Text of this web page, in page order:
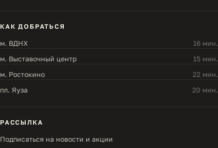
КАК ДОБРАТЬСЯ
м. ВДНХ
16 мин.
м. Выставочный центр
15 мин.
м. Ростокино
22 мин.
пл. Яуза
20 мин.
РАССЫЛКА
Подписаться на новости и акции